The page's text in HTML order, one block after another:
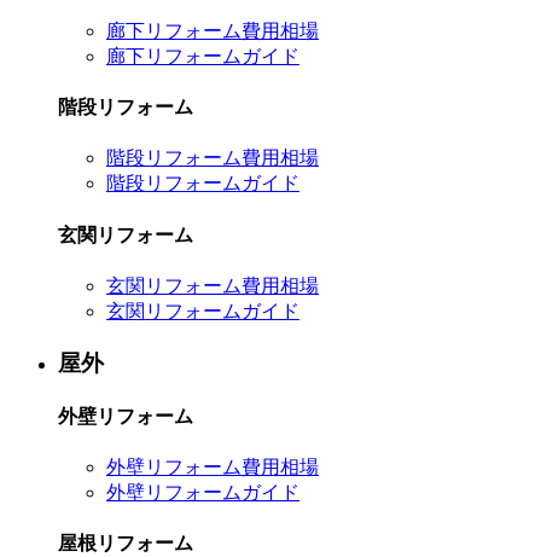
廊下リフォーム費用相場
廊下リフォームガイド
階段リフォーム
階段リフォーム費用相場
階段リフォームガイド
玄関リフォーム
玄関リフォーム費用相場
玄関リフォームガイド
屋外
外壁リフォーム
外壁リフォーム費用相場
外壁リフォームガイド
屋根リフォーム